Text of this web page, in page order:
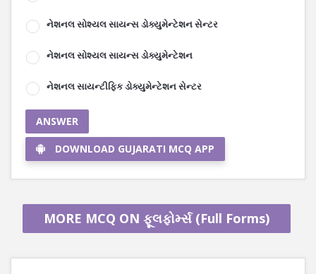
નેશનલ સોશ્યલ સાયન્સ ડોક્યુમેન્ટેશન સેન્ટર
નેશનલ સોશ્યલ સાયન્સ ડોક્યુમેન્ટેશન
નેશનલ સાયન્ટીફિક ડોક્યુમેન્ટેશન સેન્ટર
ANSWER
DOWNLOAD GUJARATI MCQ APP
MORE MCQ ON ફૂલફોર્મ્સ (Full Forms)